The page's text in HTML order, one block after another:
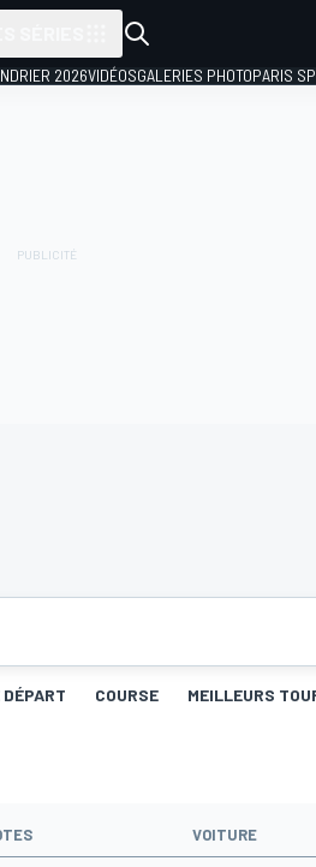
2026VIDÉOSGALERIES PHOTOPARIS
COURSE MEILLEURS
VOITURE